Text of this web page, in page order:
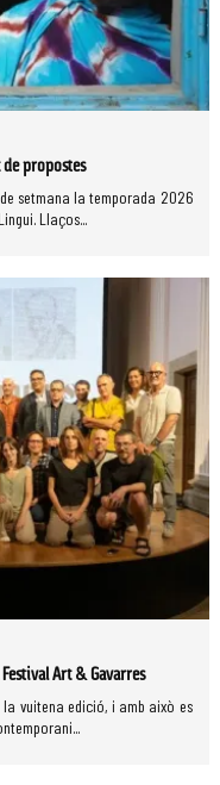
propostes
setmana la temporada 2026
Llaços...
Art & Gavarres
vuitena edició, i amb això es